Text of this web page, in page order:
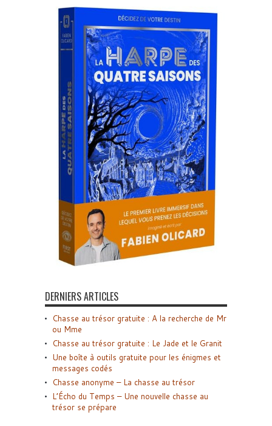
DERNIERS ARTICLES
Chasse au trésor gratuite : A la recherche de Mr
ou Mme
Chasse au trésor gratuite : Le Jade et le Granit
Une boîte à outils gratuite pour les énigmes et
messages codés
Chasse anonyme – La chasse au trésor
L’Écho du Temps – Une nouvelle chasse au
trésor se prépare